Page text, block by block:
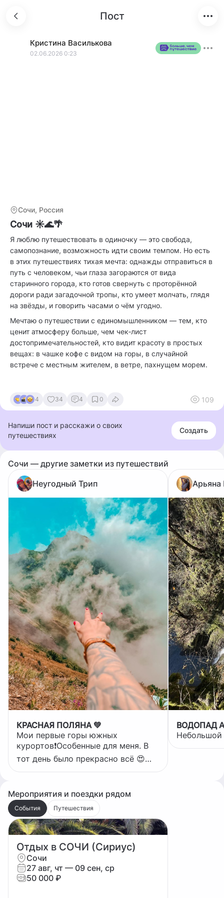
Пост
Кристина Василькова
02.06.2026 0:23
Сочи, Россия
Сочи ☀️🌊🌴
Я люблю путешествовать в одиночку — это свобода,
самопознание, возможность идти своим темпом. Но есть
в этих путешествиях тихая мечта: однажды отправиться в
путь с человеком, чьи глаза загораются от вида
старинного города, кто готов свернуть с проторённой
дороги ради загадочной тропы, кто умеет молчать, глядя
на звёзды, и говорить часами о чём угодно.
Мечтаю о путешествии с единомышленником — тем, кто
ценит атмосферу больше, чем чек‑лист
достопримечательностей, кто видит красоту в простых
вещах: в чашке кофе с видом на горы, в случайной
встрече с местным жителем, в ветре, пахнущем морем.
4 34 4 0 109
Напиши пост и расскажи о своих
путешествиях
Создать
Сочи — другие заметки из путешествий
Неугодный Трип
КРАСНАЯ ПОЛЯНА 💚
Мои первые горы южных
курортов❗️Особенные для меня. В
тот день было прекрасно всё 😍
Место, в которое мне с
Арьяна
ВОДОПАД
Мероприятия и поездки рядом
События Путешествия
Отдых в СОЧИ (Сириус)
Сочи
27 авг, чт — 09 сен, ср
50 000 ₽